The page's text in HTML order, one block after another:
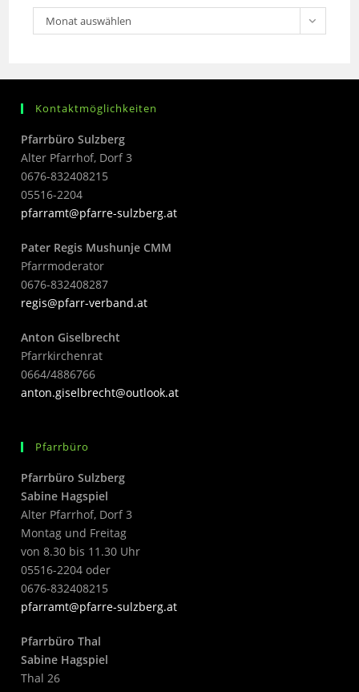
Monat auswählen
Kontaktmöglichkeiten
Pfarrbüro Sulzberg
Alter Pfarrhof, Dorf 3
0676-832408215
05516-2204
pfarramt@pfarre-sulzberg.at
Pater Regis Mushunje CMM
Pfarrmoderator
0676-832408287
regis@pfarr-verband.at
Anton Giselbrecht
Pfarrkirchenrat
0664/4886766
anton.giselbrecht@outlook.at
Pfarrbüro
Pfarrbüro Sulzberg
Sabine Hagspiel
Alter Pfarrhof, Dorf 3
Montag und Freitag
von 8.30 bis 11.30 Uhr
05516-2204 oder
0676-832408215
pfarramt@pfarre-sulzberg.at
Pfarrbüro Thal
Sabine Hagspiel
Thal 26